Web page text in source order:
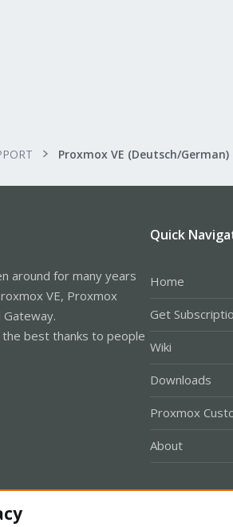
Proxmox VE (Deutsch/German)
around for many years
VE, Proxmox
Gateway.
best thanks to people
Quick
Home
Get
Wiki
Downloads
Proxmox
About